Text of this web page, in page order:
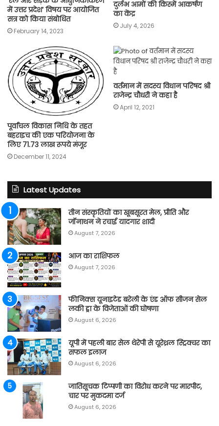
में उत्तर प्रदेश’ विषय पर आयोजित
सत्र को किया संबोधित
February 14, 2023
दुर्लभ आमों की किस्में आकर्षण
का केंद्र
July 4, 2026
पूर्वांचल विकास निधि के तहत
बहराइच की एक परियोजना के
लिए 71.73 लाख रूपये मंजूर
December 11, 2024
वर्तमान में सदस्य विधान परिषद श्री
राजेन्द्र चौधरी ने कहा है
April 12, 2021
Latest Updates
तीन संस्कृतियों का खूबसूरत मेल, प्रीति और
जॉनाथन ने रचाई यादगार शादी
August 7, 2026
आज का राशिफल
August 7, 2026
फीनिक्स यूनाइटेड बरेली के एंड ऑफ सीजन सेल
लकी ड्रा के विजेताओं की घोषणा
August 6, 2026
यूपी में पहली बार सेल थेरेपी से यूरेथ्रल स्ट्रिक्चर का
सफल इलाज
August 6, 2026
जातिसूचक टिप्पणी का विरोध करने पर मारपीट,
चार पर मुकदमा दर्ज
August 6, 2026